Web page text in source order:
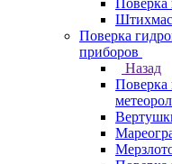
Поверка
Поверка
приборов
Назад
Поверка